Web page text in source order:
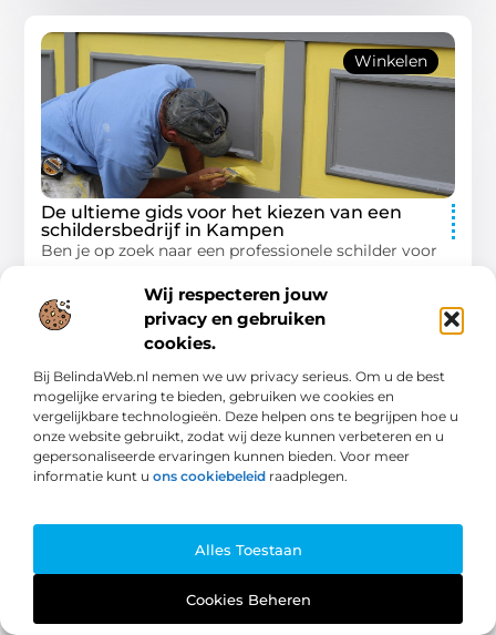
Wij respecteren jouw
privacy en gebruiken
cookies.
Bij BelindaWeb.nl nemen we uw privacy serieus. Om u de best
mogelijke ervaring te bieden, gebruiken we cookies en
vergelijkbare technologieën. Deze helpen ons te begrijpen hoe u
onze website gebruikt, zodat wij deze kunnen verbeteren en u
gepersonaliseerde ervaringen kunnen bieden. Voor meer
informatie kunt u ons cookiebeleid raadplegen.
Alles Toestaan
Cookies Beheren
Winkelen
De ultieme gids voor het kiezen van een
schildersbedrijf in Kampen
Ben je op zoek naar een professionele schilder voor
adres. Een schildersbedrijf in Kampen (bezoek
Ontdek de nalatenschap van schilder in